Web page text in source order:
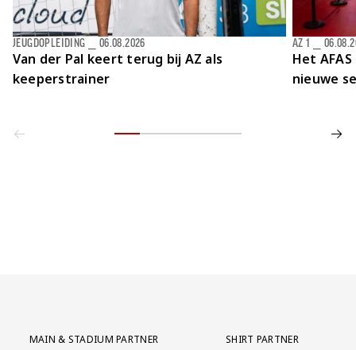
Van der Pal keert terug bij AZ als
keeperstrainer
JEUGDOPLEIDING 06.08.2026
Het
nieuwe
AZ 1
Partner Logos Grid
MAIN & STADIUM PARTNER
SHIRT PARTNER